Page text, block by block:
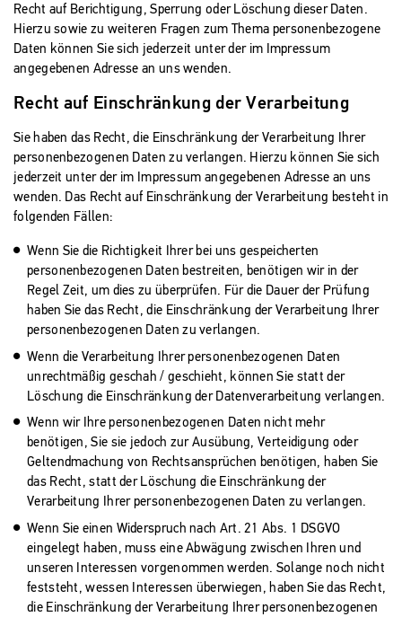
Recht auf Berichtigung, Sperrung oder Löschung dieser Daten.
Hierzu sowie zu weiteren Fragen zum Thema personenbezogene
Daten können Sie sich jederzeit unter der im Impressum
angegebenen Adresse an uns wenden.
Recht auf Einschränkung der Verarbeitung
Sie haben das Recht, die Einschränkung der Verarbeitung Ihrer
personenbezogenen Daten zu verlangen. Hierzu können Sie sich
jederzeit unter der im Impressum angegebenen Adresse an uns
wenden. Das Recht auf Einschränkung der Verarbeitung besteht in
folgenden Fällen:
Wenn Sie die Richtigkeit Ihrer bei uns gespeicherten
personenbezogenen Daten bestreiten, benötigen wir in der
Regel Zeit, um dies zu überprüfen. Für die Dauer der Prüfung
haben Sie das Recht, die Einschränkung der Verarbeitung Ihrer
personenbezogenen Daten zu verlangen.
Wenn die Verarbeitung Ihrer personenbezogenen Daten
unrechtmäßig geschah / geschieht, können Sie statt der
Löschung die Einschränkung der Datenverarbeitung verlangen.
Wenn wir Ihre personenbezogenen Daten nicht mehr
benötigen, Sie sie jedoch zur Ausübung, Verteidigung oder
Geltendmachung von Rechtsansprüchen benötigen, haben Sie
das Recht, statt der Löschung die Einschränkung der
Verarbeitung Ihrer personenbezogenen Daten zu verlangen.
Wenn Sie einen Widerspruch nach Art. 21 Abs. 1 DSGVO
eingelegt haben, muss eine Abwägung zwischen Ihren und
unseren Interessen vorgenommen werden. Solange noch nicht
feststeht, wessen Interessen überwiegen, haben Sie das Recht,
die Einschränkung der Verarbeitung Ihrer personenbezogenen